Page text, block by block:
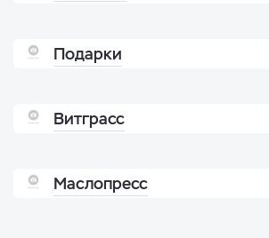
Подарки
Витграсс
Маслопресс